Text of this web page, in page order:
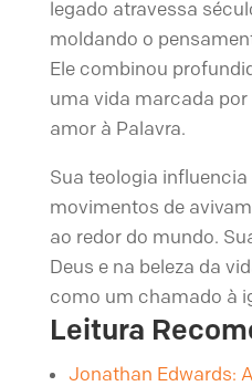
legado atravessa
moldando o
Ele combinou
uma vida marcada
amor à Palavra.
Sua teologia
movimentos de
ao redor do mundo.
Deus e na beleza da
como um chamado à
Leitura
Jonathan Edwards: